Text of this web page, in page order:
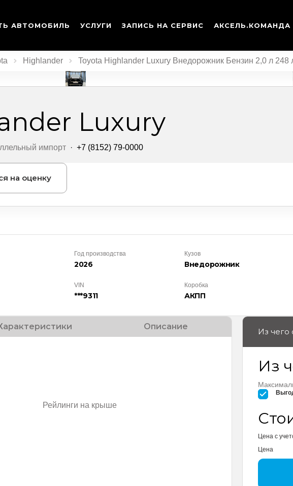
АВТОМОБИЛЬ УСЛУГИ ЗАПИСЬ НА СЕРВИС АКСЕЛЬ.КОМАНДА
Highlander Toyota Highlander Luxury Внедорожник Бензин 2,0 л 248
Luxury
импорт · +7 (8152) 79-0000
на оценку
Год производства
2026
Кузов
Внедорож­ник
VIN
***9311
Коробка
АКПП
Описание
Рейлинги на крыше
Из чего
Из
Цена с
Цена